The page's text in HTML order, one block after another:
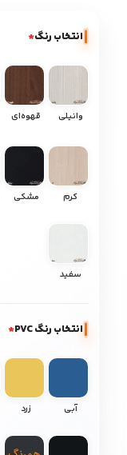
انتخاب رنگ*
وانیلی قهوه‌ای
کرم مشکی
سفید
انتخاب رنگ PVC *
آبی زرد